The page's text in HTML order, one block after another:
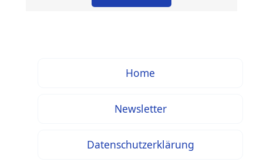
Home
Newsletter
Datenschutzerklärung